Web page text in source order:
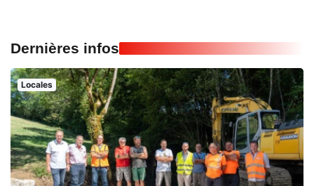
Dernières infos
Locales